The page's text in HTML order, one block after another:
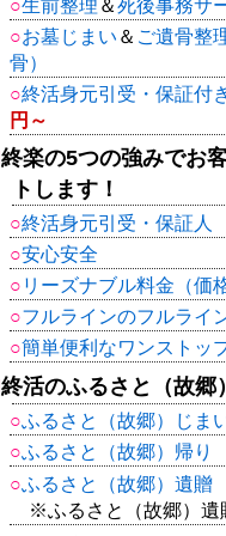
生前整理 ＆死後事務サ
お墓じまい ＆ ご遺骨整
骨）
終活身元引受・保証付
円～
終楽の5つの強みでお
トします！
終活身元引受・保証人
安心安全
リーズナブル料金（価
フルラインのフルライ
簡単便利なワンストッ
終活のふるさと（故郷
ふるさと（故郷）じま
ふるさと（故郷）帰り
ふるさと（故郷）遺贈
※ふるさと（故郷）遺